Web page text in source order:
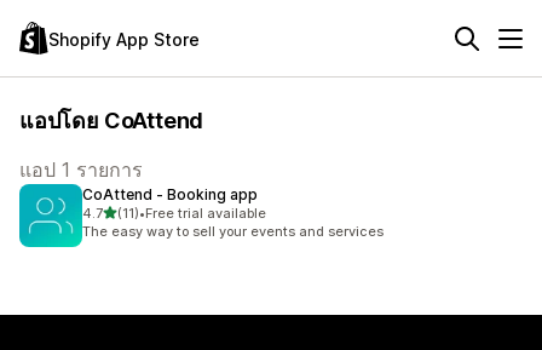
Shopify App Store
แอปโดย CoAttend
แอป 1 รายการ
CoAttend ‑ Booking app
4.7เต็ม 5 ดาว
(11)
ทั้งหมด 11 รีวิว
•Free trial available
The easy way to sell your events and services